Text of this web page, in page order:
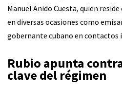
Manuel Anido Cuesta, quien
en diversas ocasiones como
gobernante cubano en contactos
Rubio apunta
clave del régimen